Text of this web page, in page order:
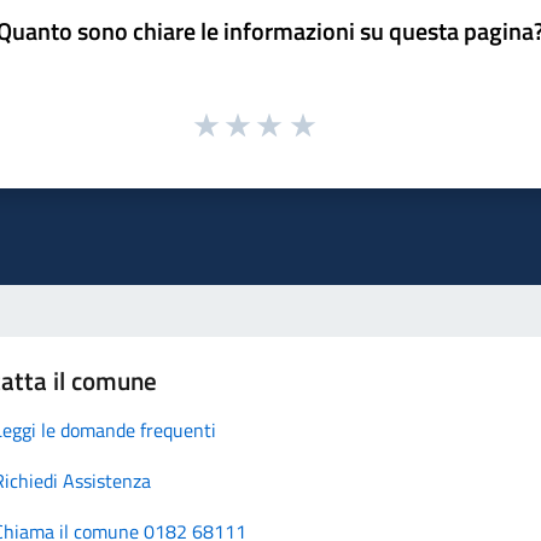
sono chiare le informazioni su questa
il comune
le domande frequenti
Assistenza
il comune 0182 68111